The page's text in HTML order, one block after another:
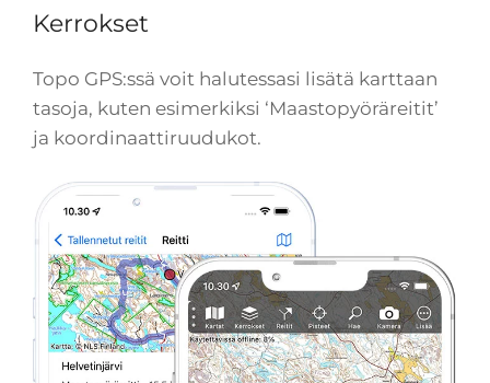
Kerrokset
Topo GPS:ssä voit halutessasi lisätä karttaan
tasoja, kuten esimerkiksi ‘Maastopyöräreitit’
ja koordinaattiruudukot.